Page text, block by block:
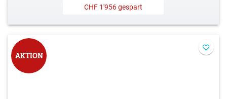
CHF 1'956 gespart
AKTION